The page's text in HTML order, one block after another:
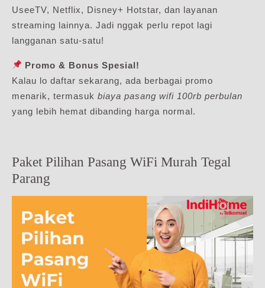
UseeTV, Netflix, Disney+ Hotstar, dan layanan
streaming lainnya. Jadi nggak perlu repot lagi
langganan satu-satu!
Promo & Bonus Spesial!
Kalau lo daftar sekarang, ada berbagai promo
menarik, termasuk biaya pasang wifi 100rb perbulan
yang lebih hemat dibanding harga normal.
Paket Pilihan Pasang WiFi Murah Tegal
Parang